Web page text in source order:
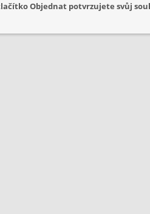
Objednat potvrzujete svůj